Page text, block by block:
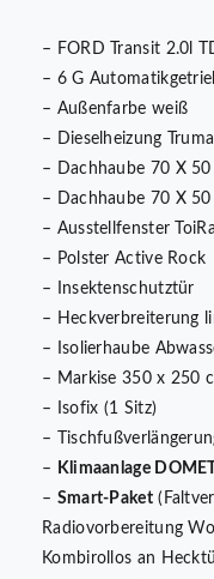
– FORD Transit 2.0l
– 6 G
– Außenfarbe weiß
– Dieselheizung
– Dachhaube 70 X 50
– Dachhaube 70 X
– Ausstellfenster
– Polster Active Rock
– Insektenschutztür
– Heckverbreiterung
– Isolierhaube
– Markise 350 x 250
– Isofix (1 Sitz)
–
–
Klimaanlage
– Smart-Paket
Radiovorbereitung
Kombirollos an